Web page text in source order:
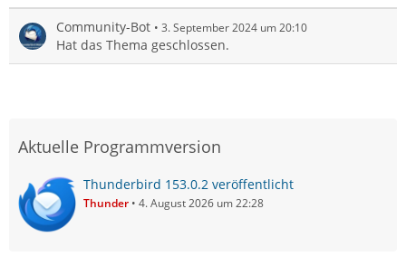
Community-Bot 3. September 2024 um 20:10
Hat das Thema geschlossen.
Aktuelle Programmversion
Thunderbird 153.0.2 veröffentlicht
Thunder 4. August 2026 um 22:28